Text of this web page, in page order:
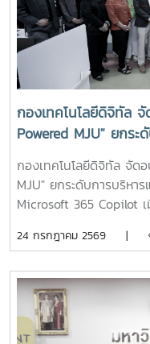
กองเทคโนโลยีดิจิทัล
Powered MJU" ยกระ
การสอนด้วย
กองเทคโนโลยีดิจิทัล จัด
MJU" ยกระดับการบริหา
Microsoft 365 Copilot
ดิจิทัล มหาวิทยาลัยแม่โจ้
ประดิษฐ์" เพื่อส่งเสริมก
(Artificial Intelligence:
เรียนการสอน โดยมุ่งสู่ก
และยั่งยืน" ผ่านการใช้งา
24 กรกฎาคม 2569 |